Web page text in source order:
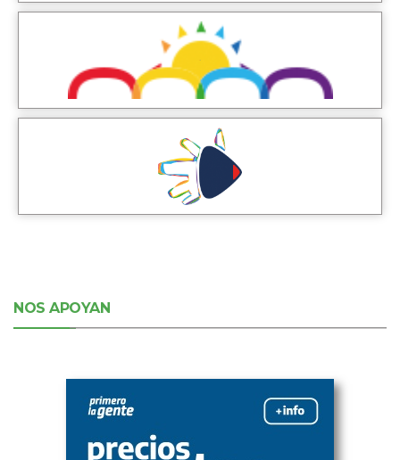
NOS APOYAN